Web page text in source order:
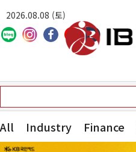
2026.08.08 (토)
All Industry Finance